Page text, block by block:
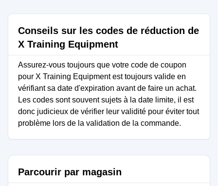
Conseils sur les codes de réduction de
X Training Equipment
Assurez-vous toujours que votre code de coupon
pour X Training Equipment est toujours valide en
vérifiant sa date d'expiration avant de faire un achat.
Les codes sont souvent sujets à la date limite, il est
donc judicieux de vérifier leur validité pour éviter tout
problème lors de la validation de la commande.
Parcourir par magasin